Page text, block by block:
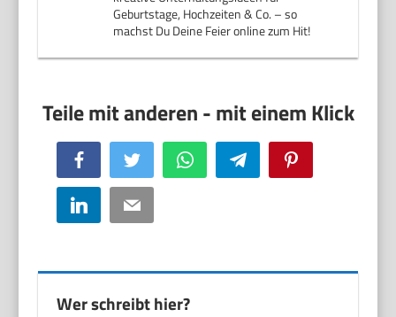
Geburtstage, Hochzeiten & Co. – so
machst Du Deine Feier online zum Hit!
Facebook Twitter WhatsApp Telegram
LinkedIn Email
Wer schreibt hier?